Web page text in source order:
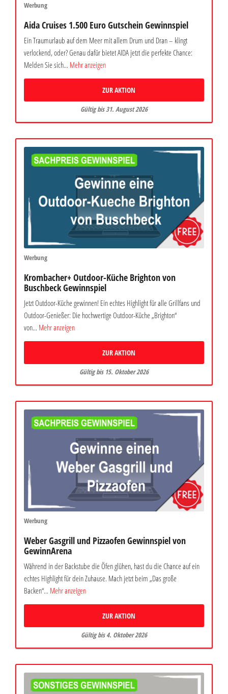
Werbung
Aida Cruises 1.500 Euro Gutschein Gewinnspiel
Ein Traumurlaub auf dem Meer mit allem Drum und Dran – klingt
verlockend, oder? Genau dafür bietet AIDA jetzt die perfekte Chance:
Melden Sie sich... Mehr anzeigen
ZUR AKTION
Gültig bis 31. August 2026
Werbung
Krombacher+ Outdoor-Küche Brighton von
Buschbeck Gewinnspiel
Jetzt Outdoor-Küche gewinnen! Ein echtes Highlight für alle Grillfans und
Outdoor-Genießer: Die hochwertige Outdoor-Küche „Brighton“
von... Mehr anzeigen
ZUR AKTION
Gültig bis 15. Oktober 2026
Werbung
Weber Gasgrill und Pizzaofen Gewinnspiel von
GewinnArena
Während in der Backstube die Öfen glühen, hast du die Chance auf ein
echtes Highlight für dein Zuhause. Mach jetzt beim „Das große
Backen“... Mehr anzeigen
ZUR AKTION
Gültig bis 4. Oktober 2026